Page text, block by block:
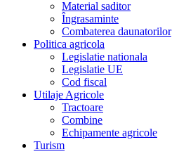
Material saditor
Îngrasaminte
Combaterea daunatorilor
Politica agricola
Legislatie nationala
Legislatie UE
Cod fiscal
Utilaje Agricole
Tractoare
Combine
Echipamente agricole
Turism